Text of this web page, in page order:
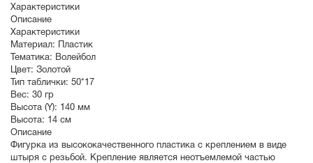
Характеристики
Описание
Характеристики
Материал: Пластик
Тематика: Волейбол
Цвет: Золотой
Тип таблички: 50*17
Вес: 30 гр
Высота (Y): 140 мм
Высота: 14 см
Описание
Фигурка из высококачественного пластика с креплением в виде
штыря с резьбой. Крепление является неотъемлемой частью